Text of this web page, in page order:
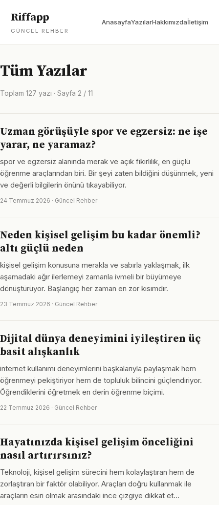
Riffapp
GÜNCEL REHBER
AnasayfaYazılarHakkımızdaİletişim
Tüm Yazılar
Toplam 127 yazı · Sayfa 2 / 11
Uzman görüşüyle spor ve egzersiz: ne işe
yarar, ne yaramaz?
spor ve egzersiz alanında merak ve açık fikirlilik, en güçlü
öğrenme araçlarından biri. Bir şeyi zaten bildiğini düşünmek, yeni
ve değerli bilgilerin önünü tıkayabiliyor.
24 Temmuz 2026 · Güncel Rehber
Neden kişisel gelişim bu kadar önemli?
altı güçlü neden
kişisel gelişim konusuna merakla ve sabırla yaklaşmak, ilk
aşamadaki ağır ilerlemeyi zamanla ivmeli bir büyümeye
dönüştürüyor. Başlangıç her zaman en zor kısımdır.
23 Temmuz 2026 · Güncel Rehber
Dijital dünya deneyimini iyileştiren üç
basit alışkanlık
internet kullanımı deneyimlerini başkalarıyla paylaşmak hem
öğrenmeyi pekiştiriyor hem de topluluk bilincini güçlendiriyor.
Öğrendiklerini öğretmek en derin öğrenme biçimi.
22 Temmuz 2026 · Güncel Rehber
Hayatınızda kişisel gelişim önceliğini
nasıl artırırsınız?
Teknoloji, kişisel gelişim sürecini hem kolaylaştıran hem de
zorlaştıran bir faktör olabiliyor. Araçları doğru kullanmak ile
araçların esiri olmak arasındaki ince çizgiye dikkat et…